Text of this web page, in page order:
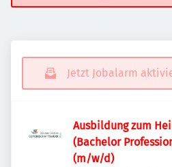
Jetzt Jobalarm
Ausbildung zum
(Bachelor
(m/w/d)